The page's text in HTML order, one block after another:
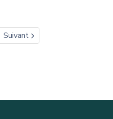
Suivant icon